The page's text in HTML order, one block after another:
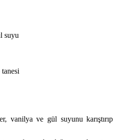
suyu
tanesi
vanilya ve gül suyunu karıştırıp